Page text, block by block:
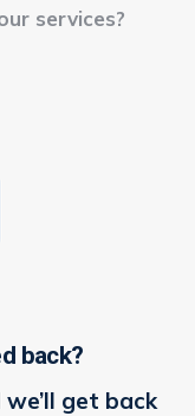
services?
back?
get back